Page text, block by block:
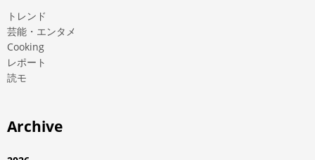
トレンド
芸能・エンタメ
Cooking
レポート
読モ
Archive